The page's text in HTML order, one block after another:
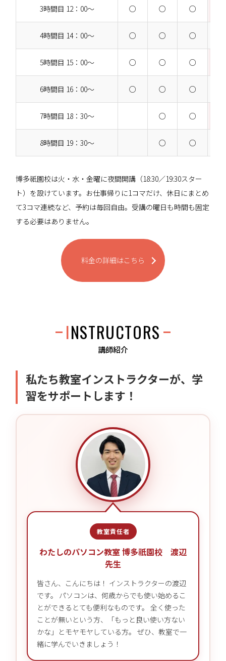
3時間目 12：00～ ○ ○ ○
4時間目 14：00～ ○ ○ ○
5時間目 15：00～ ○ ○ ○
6時間目 16：00～ ○ ○ ○
7時間目 18：30～ ○ ○
8時間目 19：30～ ○ ○
博多祇園校は火・水・金曜に夜間開講（18:30／19:30スター
ト）を設けています。お仕事帰りに1コマだけ、休日にまとめ
て3コマ連続など、予約は毎回自由。受講の曜日も時間も固定
する必要はありません。
料金の詳細はこちら
INSTRUCTORS
講師紹介
私たち教室インストラクターが、学
習をサポートします！
教室責任者
わたしのパソコン教室 博多祇園校 渡辺
先生
皆さん、こんにちは！ インストラクターの渡辺
です。 パソコンは、何歳からでも使い始めるこ
とができるとても便利なものです。 全く使った
ことが無いという方、「もっと良い使い方ない
かな」とモヤモヤしている方。 ぜひ、教室で一
緒に学んでいきましょう！